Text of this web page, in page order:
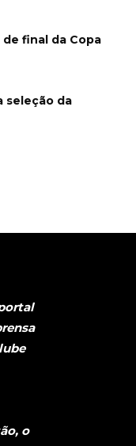
final da Copa
seleção da
o